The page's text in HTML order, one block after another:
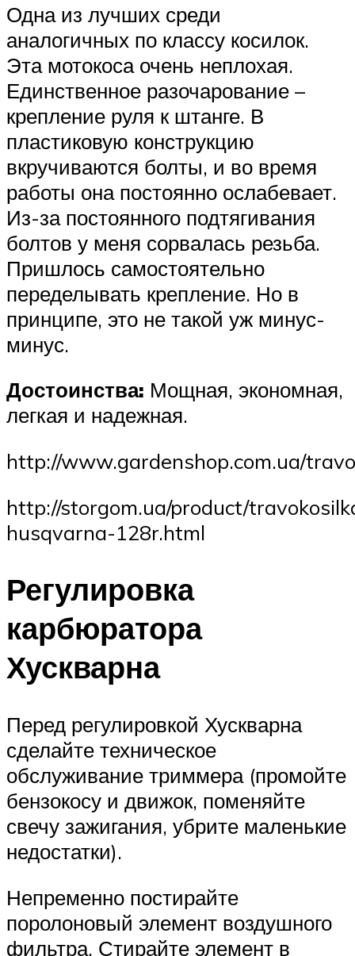
Одна из лучших среди
аналогичных по классу косилок.
Эта мотокоса очень неплохая.
Единственное разочарование –
крепление руля к штанге. В
пластиковую конструкцию
вкручиваются болты, и во время
работы она постоянно ослабевает.
Из-за постоянного подтягивания
болтов у меня сорвалась резьба.
Пришлось самостоятельно
переделывать крепление. Но в
принципе, это не такой уж минус-
минус.
Достоинства: Мощная, экономная,
легкая и надежная.
http://www.gardenshop.com.ua/
http://storgom.ua/product/
husqvarna-128r.html
Регулировка
карбюратора
Хускварна
Перед регулировкой Хускварна
сделайте техническое
обслуживание триммера (промойте
бензокосу и движок, поменяйте
свечу зажигания, убрите маленькие
недостатки).
Непременно постирайте
поролоновый элемент воздушного
фильтра. Стирайте элемент в